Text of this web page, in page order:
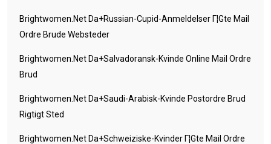
Brightwomen.net Da+russian-Cupid-Anmeldelser Г¦gte Mail
Ordre Brude Websteder
Brightwomen.net Da+salvadoransk-Kvinde Online Mail Ordre
Brud
Brightwomen.net Da+saudi-Arabisk-Kvinde Postordre Brud
Rigtigt Sted
Brightwomen.net Da+schweiziske-Kvinder Г¦gte Mail Ordre